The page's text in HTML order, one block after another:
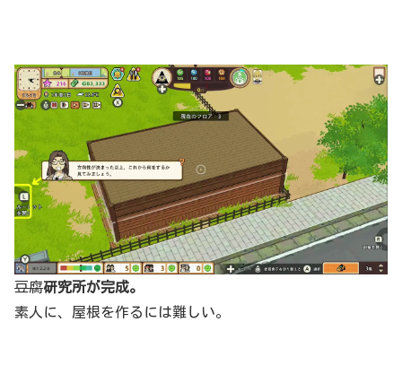
豆腐研究所が完成。
素人に、屋根を作るには難しい。